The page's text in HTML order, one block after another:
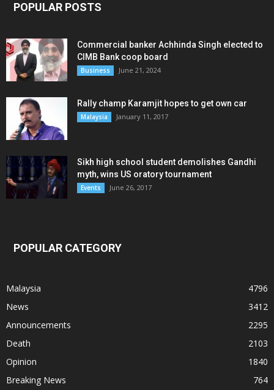
POPULAR POSTS
Commercial banker Achhinda Singh elected to
CIMB Bank coop board
Business June 21, 2024
Rally champ Karamjit hopes to get own car
Malaysia January 11, 2017
Sikh high school student demolishes Gandhi
myth, wins US oratory tournament
Events June 26, 2017
POPULAR CATEGORY
Malaysia
4796
News
3412
Announcements
2295
Death
2103
Opinion
1840
Breaking News
764